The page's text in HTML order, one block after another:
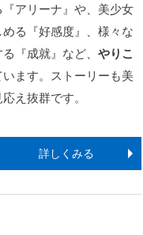
アリーナ』や、美少女
る『好感度』、様々な
『成就』など、やりこ
います。ストーリーも美
え抜群です。
詳しくみる